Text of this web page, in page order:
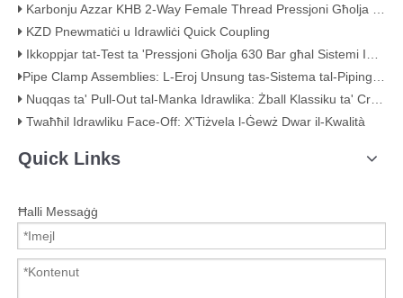
Karbonju Azzar KHB 2-Way Female Thread Pressjoni Għolja Ball Valve – KHB-G3/4
KZD Pnewmatiċi u Idrawliċi Quick Coupling
Ikkoppjar tat-Test ta 'Pressjoni Għolja 630 Bar għal Sistemi Idrawliċi
​Pipe Clamp Assemblies: L-Eroj Unsung tas-Sistema tal-Piping Tiegħek​
Nuqqas ta' Pull-Out tal-Manka Idrawlika: Żball Klassiku ta' Crimping (B'Evidenza Viżwali)
Twaħħil Idrawliku Face-Off: X'Tiżvela l-Ġewż Dwar il-Kwalità​
Quick Links
Ħalli Messaġġ